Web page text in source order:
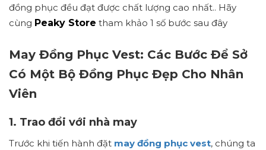
đồng phục đều đạt được chất lượng cao nhất.. Hãy
cùng Peaky Store tham khảo 1 số bước sau đây
May Đồng Phục Vest: Các Bước Để Sở
Có Một Bộ Đồng Phục Đẹp Cho Nhân
Viên
1. Trao đổi với nhà may
Trước khi tiến hành đặt may đồng phục vest, chúng ta